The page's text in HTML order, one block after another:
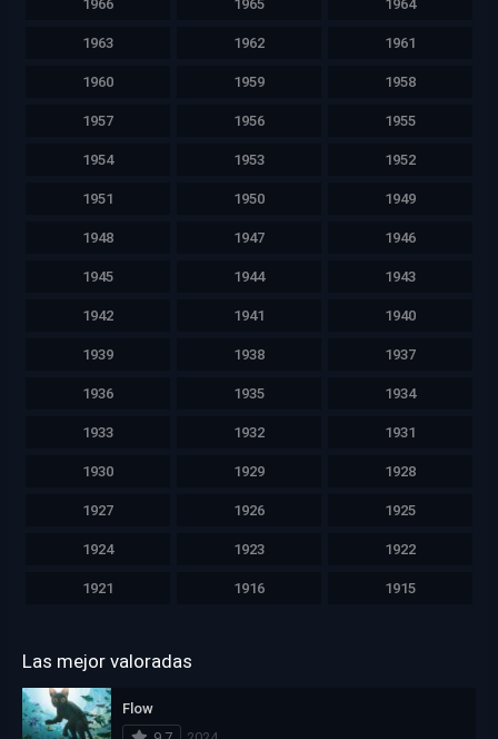
1966 1965 1964
1963 1962 1961
1960 1959 1958
1957 1956 1955
1954 1953 1952
1951 1950 1949
1948 1947 1946
1945 1944 1943
1942 1941 1940
1939 1938 1937
1936 1935 1934
1933 1932 1931
1930 1929 1928
1927 1926 1925
1924 1923 1922
1921 1916 1915
Las mejor valoradas
Flow